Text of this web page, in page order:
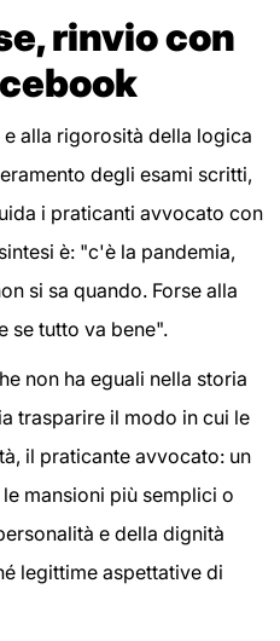
rinvio con
alla rigorosità della logica
degli esami scritti,
i praticanti avvocato con
è: "c'è la pandemia,
si sa quando. Forse alla
se tutto va bene".
non ha eguali nella storia
trasparire il modo in cui le
il praticante avvocato: un
mansioni più semplici o
e della dignità
legittime aspettative di